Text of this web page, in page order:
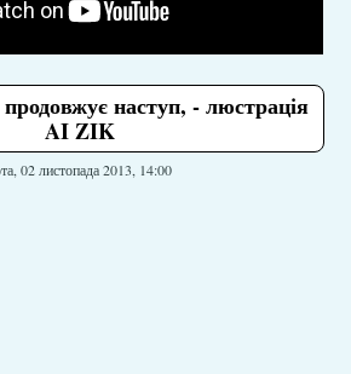
наступ, - люстрація
AI ZIK
02 листопада 2013, 14:00